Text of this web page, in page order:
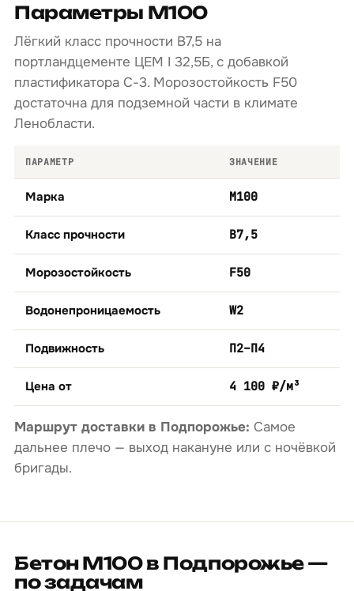
Параметры М100
Лёгкий класс прочности B7,5 на
портландцементе ЦЕМ I 32,5Б, с добавкой
пластификатора С-3. Морозостойкость F50
достаточна для подземной части в климате
Ленобласти.
ПАРАМЕТР ЗНАЧЕНИЕ
Марка М100
Класс прочности B7,5
Морозостойкость F50
Водонепроницаемость W2
Подвижность П2–П4
Цена от 4 100 ₽/м³
Маршрут доставки в Подпорожье: Самое
дальнее плечо — выход накануне или с ночёвкой
бригады.
Бетон М100 в Подпорожье —
по задачам